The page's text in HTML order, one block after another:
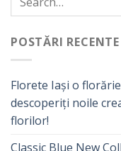
POSTĂRI RECENTE
Florete Iași o
descoperiți noile
florilor!
Classic Blue New